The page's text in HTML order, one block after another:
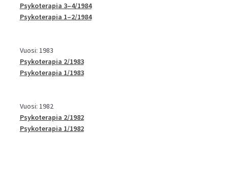
Psykoterapia 3–4/1984
Psykoterapia 1–2/1984
Vuosi: 1983
Psykoterapia 2/1983
Psykoterapia 1/1983
Vuosi: 1982
Psykoterapia 2/1982
Psykoterapia 1/1982